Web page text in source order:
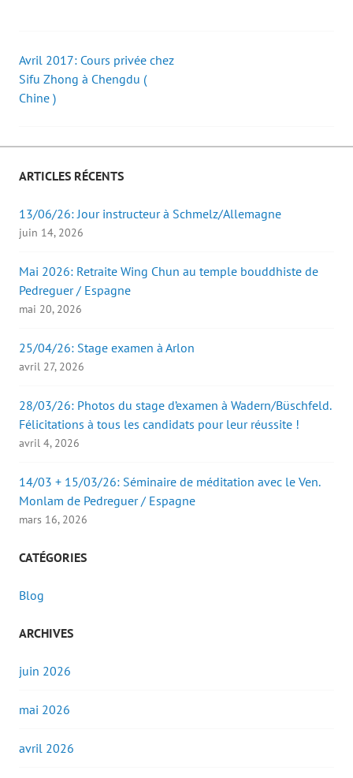
Post
navigation
Avril 2017: Cours privée chez
Sifu Zhong à Chengdu (
Chine )
ARTICLES RÉCENTS
13/06/26: Jour instructeur à Schmelz/Allemagne
juin 14, 2026
Mai 2026: Retraite Wing Chun au temple bouddhiste de
Pedreguer / Espagne
mai 20, 2026
25/04/26: Stage examen à Arlon
avril 27, 2026
28/03/26: Photos du stage d’examen à Wadern/Büschfeld.
Félicitations à tous les candidats pour leur réussite !
avril 4, 2026
14/03 + 15/03/26: Séminaire de méditation avec le Ven.
Monlam de Pedreguer / Espagne
mars 16, 2026
CATÉGORIES
Blog
ARCHIVES
juin 2026
mai 2026
avril 2026